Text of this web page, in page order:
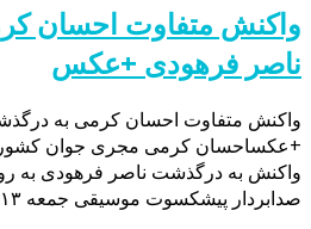
واکنش متفاوت احسان
ناصر فرهودی +عکس
واکنش متفاوت احسان کرمی به
+عکساحسان کرمی مجری جوان
واکنش به درگذشت ناصر فرهودی به
صدابردار پیشکسوت موسیقی جمعه ۱۳ مرداد چشم از […]